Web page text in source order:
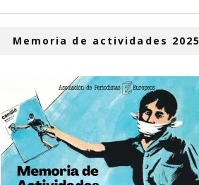
Memoria de actividades 2025